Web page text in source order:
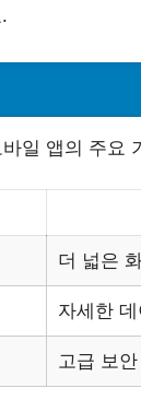
일 앱의 주요
더 넓은
자세한
고급 보